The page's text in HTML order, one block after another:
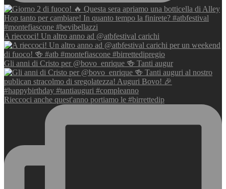
A rieccoci! Un altro anno ad @atbfestival carichi
Gli anni di Cristo per @bovo_enrique 🍻 Tanti augur
Rieccoci anche quest'anno portiamo le #birrettedip